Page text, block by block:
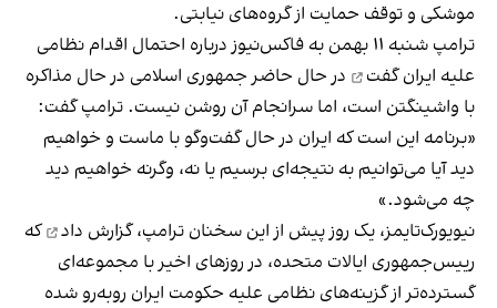
موشکی و توقف حمایت از گروه‌های نیابتی.
ترامپ شنبه ۱۱ بهمن به فاکس‌نیوز درباره احتمال اقدام نظامی
علیه ایرانگفت
در حال حاضر جمهوری اسلامی در حال مذاکره
با واشینگتن است، اما سرانجام آن روشن نیست. ترامپ گفت:
«برنامه این است که ایران در حال گفت‌وگو با ماست و خواهیم
دید آیا می‌توانیم به نتیجه‌ای برسیم یا نه، وگرنه خواهیم دید
چه می‌شود.»
نیویورک‌تایمز، یک روز پیش از این سخنان ترامپ،گزارش داد
که
رییس‌جمهوری ایالات متحده، در روزهای اخیر با مجموعه‌ای
گسترده‌تر از گزینه‌های نظامی علیه حکومت ایران روبه‌رو شده